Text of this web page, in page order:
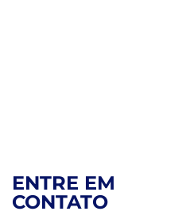
ENTRE EM
CONTATO